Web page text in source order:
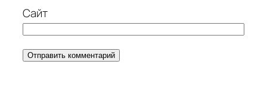
Сайт